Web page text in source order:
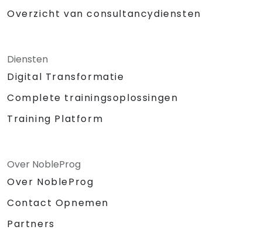
Overzicht van consultancydiensten
Diensten
Digital Transformatie
Complete trainingsoplossingen
Training Platform
Over NobleProg
Over NobleProg
Contact Opnemen
Partners